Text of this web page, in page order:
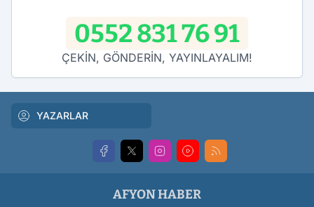
0552 831 76 91
ÇEKİN, GÖNDERİN, YAYINLAYALIM!
YAZARLAR
AFYON HABER